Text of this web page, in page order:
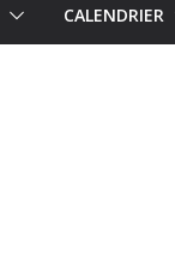
CALENDRIER